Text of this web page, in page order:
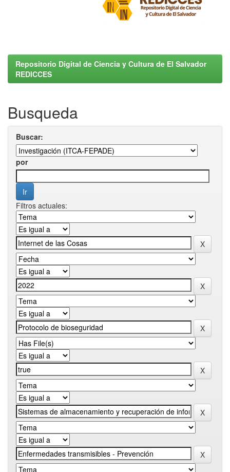
Repositorio Digital de Ciencia y Cultura de El Salvador
REDICCES
Busqueda
Buscar:
por
Filtros actuales: